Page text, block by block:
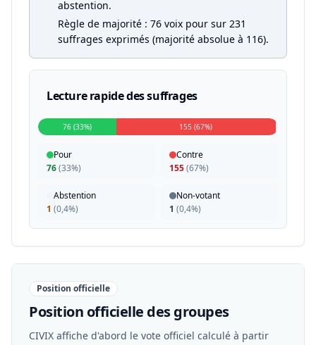
abstention.
Règle de majorité : 76 voix pour sur 231
suffrages exprimés (majorité absolue à 116).
Lecture rapide des suffrages
76 (33%) 155 (67%)
Pour
76(33%)
Contre
155(67%)
Abstention
1 (0,4%)
Non-votant
1 (0,4%)
Position officielle
Position officielle des groupes
CIVIX affiche d'abord le vote officiel calculé à partir